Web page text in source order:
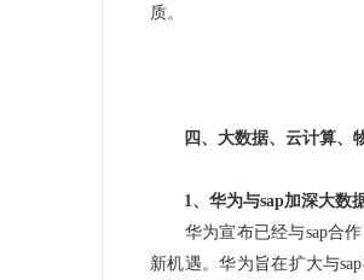
质。
四、大数据、云计算、
1、华为与sap加深大数
华为宣布已经与sap合作
新机遇。华为旨在扩大与